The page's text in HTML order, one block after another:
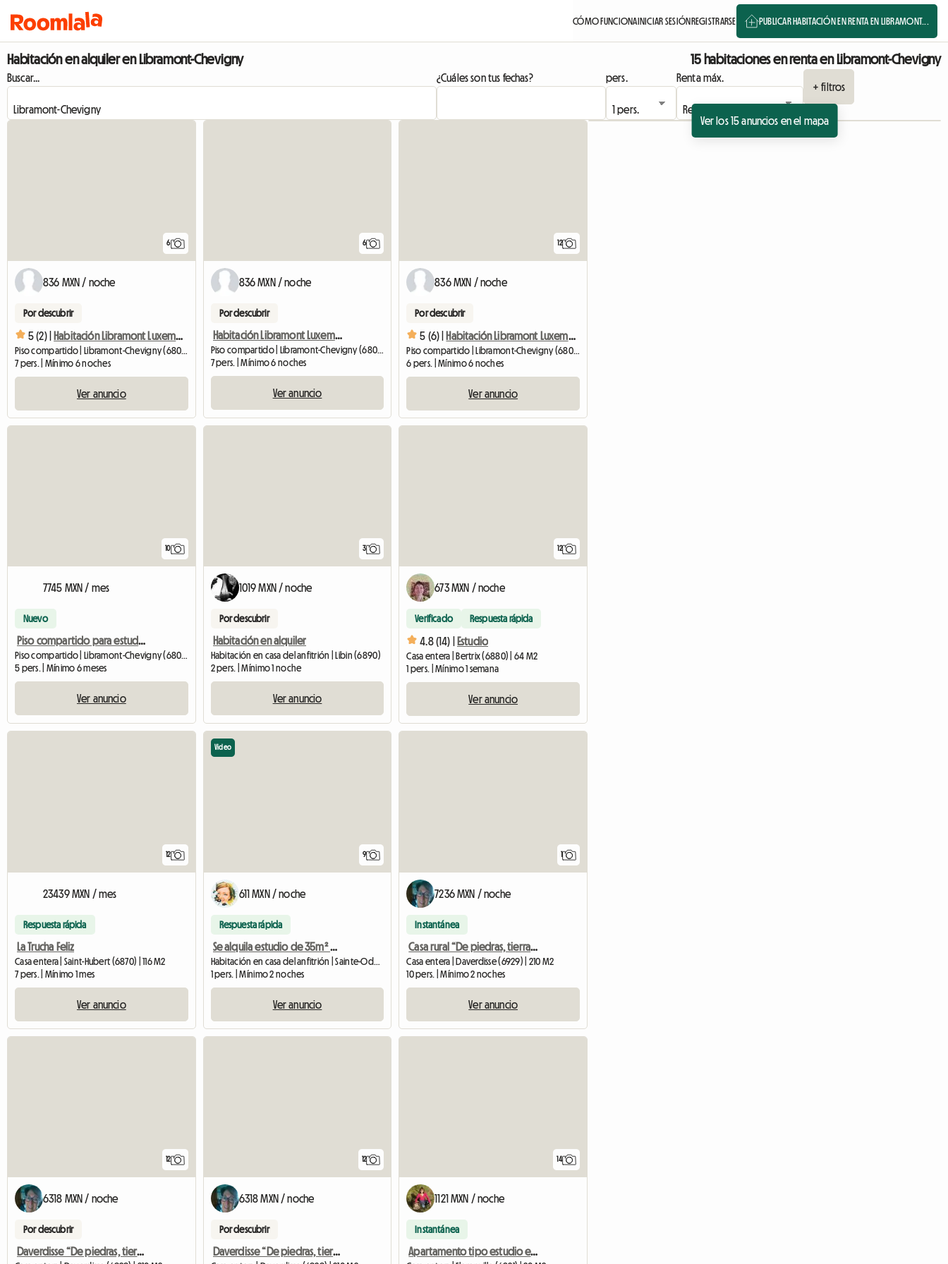
CÓMO FUNCIONAINICIAR SESIÓNREGISTRARSE PUBLICAR HABITACIÓN EN RENTA EN LIBRAMONT...
Habitación en alquiler en Libramont-Chevigny 15 habitaciones en renta en Libramont-Chevigny
Buscar... ¿Cuáles son tus fechas? pers.
Renta máx.
+ filtros
Ver los 15 anuncios en el mapa
6
836 MXN / noche
Por descubrir
5 (2) | Habitación Libramont Luxemburgo Prácticas Alojamiento compartido
Piso compartido | Libramont-Chevigny (6800) | 15 M2
7 pers. | Mínimo 6 noches
Ver anuncio
6
836 MXN / noche
Por descubrir
Habitación Libramont Luxemburgo Prácticas Alojamiento compartido
Piso compartido | Libramont-Chevigny (6800) | 15 M2
7 pers. | Mínimo 6 noches
Ver anuncio
12
836 MXN / noche
Por descubrir
5 (6) | Habitación Libramont Luxemburgo Prácticas Alojamiento compartido
Piso compartido | Libramont-Chevigny (6800) | 15 M2
6 pers. | Mínimo 6 noches
Ver anuncio
10
7745 MXN / mes
Nuevo
Piso compartido para estudiantes en una casa con jardín
Piso compartido | Libramont-Chevigny (6800) | 12 M2
5 pers. | Mínimo 6 meses
Ver anuncio
3
1019 MXN / noche
Por descubrir
Habitación en alquiler
Habitación en casa del anfitrión | Libin (6890)
2 pers. | Mínimo 1 noche
Ver anuncio
12
673 MXN / noche
Verificado Respuesta rápida
4.8 (14) | Estudio
Casa entera | Bertrix (6880) | 64 M2
1 pers. | Mínimo 1 semana
Ver anuncio
12
23439 MXN / mes
Respuesta rápida
La Trucha Feliz
Casa entera | Saint-Hubert (6870) | 116 M2
7 pers. | Mínimo 1 mes
Ver anuncio
9
Video
611 MXN / noche
Respuesta rápida
Se alquila estudio de 35m² en casa particular con un salón privado
1 pers. | Mínimo 2 noches
Ver anuncio
1
7236 MXN / noche
Instantánea
Casa rural “De piedras, tierra y madera”
Casa entera | Daverdisse (6929) | 210 M2
10 pers. | Mínimo 2 noches
Ver anuncio
12
6318 MXN / noche
Por descubrir
Daverdisse “De piedras, tierra y madera”
12
6318 MXN / noche
Por descubrir
Daverdisse “De piedras, tierra y madera”
14
1121 MXN / noche
Instantánea
Apartamento tipo estudio en alquiler